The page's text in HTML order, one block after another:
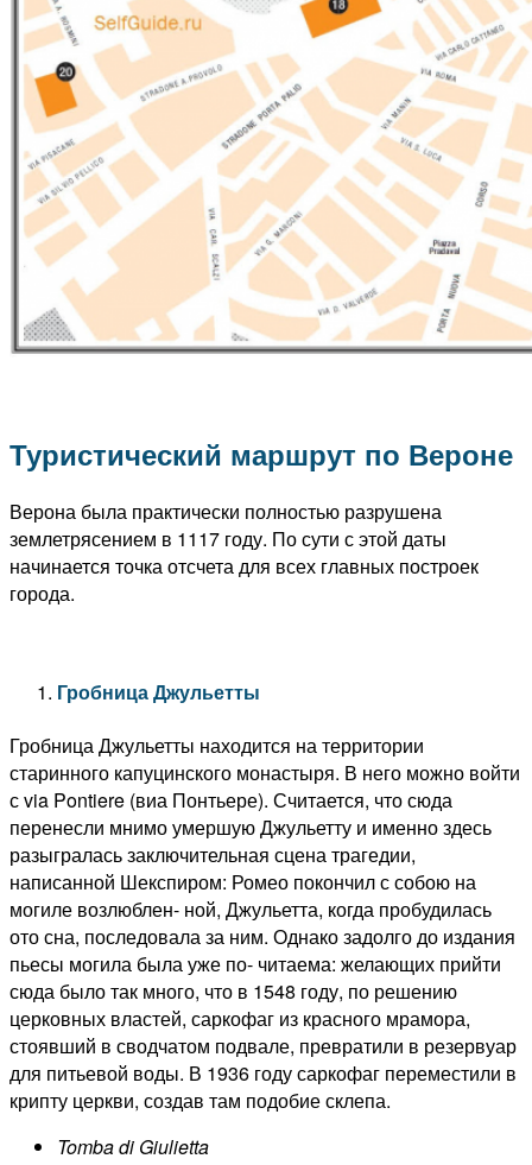
Туристический маршрут по Вероне
Верона была практически полностью разрушена
землетрясением в 1117 году. По сути с этой даты
начинается точка отсчета для всех главных построек
города.
Гробница Джульетты
Гробница Джульетты находится на территории
старинного капуцинского монастыря. В него можно войти
с via Pontiere (виа Понтьере). Считается, что сюда
перенесли мнимо умершую Джульетту и именно здесь
разыгралась заключительная сцена трагедии,
написанной Шекспиром: Ромео покончил с собою на
могиле возлюблен- ной, Джульетта, когда пробудилась
ото сна, последовала за ним. Однако задолго до издания
пьесы могила была уже по- читаема: желающих прийти
сюда было так много, что в 1548 году, по решению
церковных властей, саркофаг из красного мрамора,
стоявший в сводчатом подвале, превратили в резервуар
для питьевой воды. В 1936 году саркофаг переместили в
крипту церкви, создав там подобие склепа.
Tomba di Giulietta